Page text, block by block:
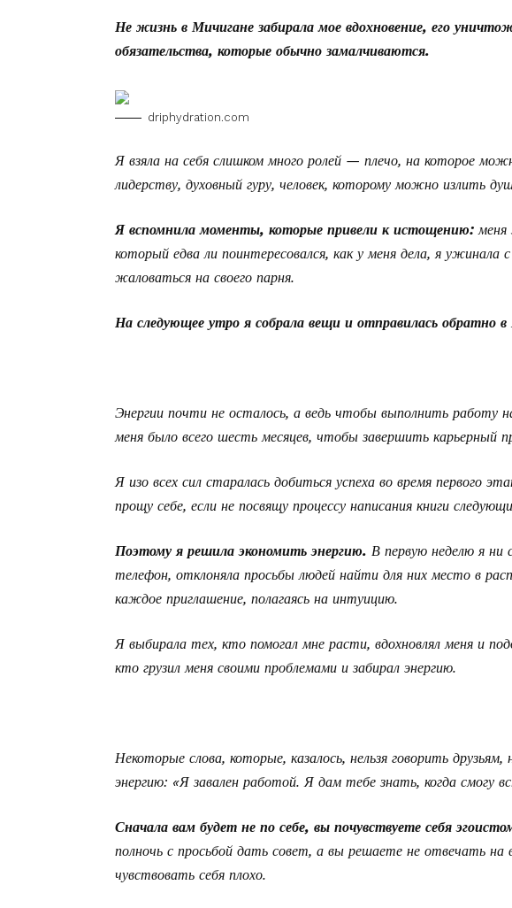
Не жизнь в Мичигане забирала мое вдохновение, его
обязательства, которые обычно замалчиваются.
driphydration.com
Я взяла на себя слишком много ролей — плечо, на которое
лидерству, духовный гуру, человек, которому можно излить
Я вспомнила моменты, которые привели к истощению: меня
который едва ли поинтересовался, как у меня дела, я ужинала
жаловаться на своего парня.
На следующее утро я собрала вещи и отправилась обратно
Энергии почти не осталось, а ведь чтобы выполнить работу
меня было всего шесть месяцев, чтобы завершить карьерный
Я изо всех сил старалась добиться успеха во время первого
прощу себе, если не посвящу процессу написания книги
Поэтому я решила экономить энергию. В первую неделю я ни
телефон, отклоняла просьбы людей найти для них место в
каждое приглашение, полагаясь на интуицию.
Я выбирала тех, кто помогал мне расти, вдохновлял меня и
кто грузил меня своими проблемами и забирал энергию.
Некоторые слова, которые, казалось, нельзя говорить
энергию: «Я завален работой. Я дам тебе знать, когда смогу
Сначала вам будет не по себе, вы почувствуете себя
полночь с просьбой дать совет, а вы решаете не отвечать на
чувствовать себя плохо.